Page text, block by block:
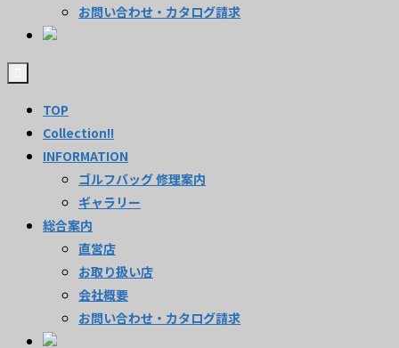
お問い合わせ・カタログ請求
TOP
Collection!!
INFORMATION
ゴルフバッグ 修理案内
ギャラリー
総合案内
直営店
お取り扱い店
会社概要
お問い合わせ・カタログ請求